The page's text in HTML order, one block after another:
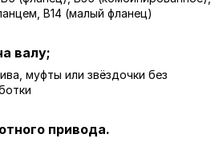
В14 (малый фланец)
валу;
муфты или звёздочки без
привода.